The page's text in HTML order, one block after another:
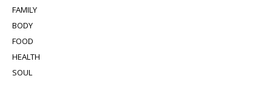
FAMILY
BODY
FOOD
HEALTH
SOUL